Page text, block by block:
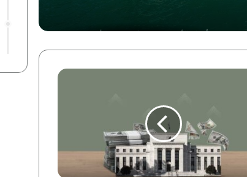
تأويل الأحاديث وسيكولوجية الأحلام..
مقاربة أنثروبولوجية
فيس.. خبير يكشف التفاصيل لـ”أزهري” |
“رؤية”: مونديال 2026 يسدل الستار على
حقبة تاريخية.. 10 نجوم ينهون مسيرتهم
الدولية | إنفوجراف